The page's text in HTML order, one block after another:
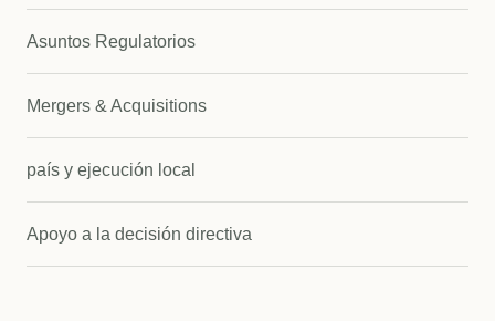
Asuntos Regulatorios
Mergers & Acquisitions
país y ejecución local
Apoyo a la decisión directiva